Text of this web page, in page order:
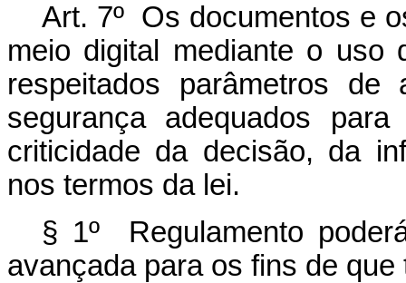
Art. 7º Os documentos e
meio digital mediante o uso
respeitados parâmetros
segurança adequados
criticidade da decisão, da
nos termos da lei.
§ 1º Regulamento
avançada para os fins de